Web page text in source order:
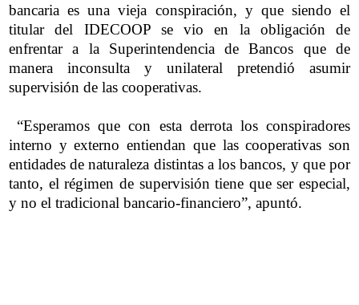
bancaria es una vieja conspiración, y que siendo el
titular del IDECOOP se vio en la obligación de
enfrentar a la Superintendencia de Bancos que de
manera inconsulta y unilateral pretendió asumir
supervisión de las cooperativas.
“Esperamos que con esta derrota los conspiradores
interno y externo entiendan que las cooperativas son
entidades de naturaleza distintas a los bancos, y que por
tanto, el régimen de supervisión tiene que ser especial,
y no el tradicional bancario-financiero”, apuntó.